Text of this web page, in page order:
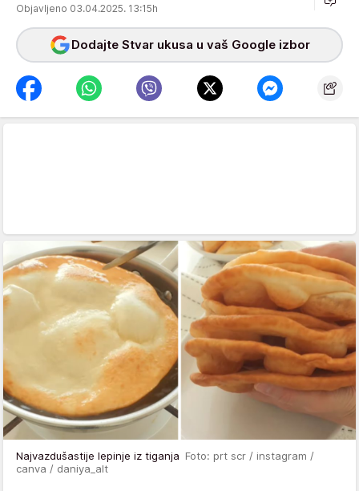
Objavljeno 03.04.2025. 13:15h
Dodajte Stvar ukusa u vaš Google izbor
Najvazdušastije lepinje iz tiganja Foto: prt scr / instagram /
canva / daniya_alt